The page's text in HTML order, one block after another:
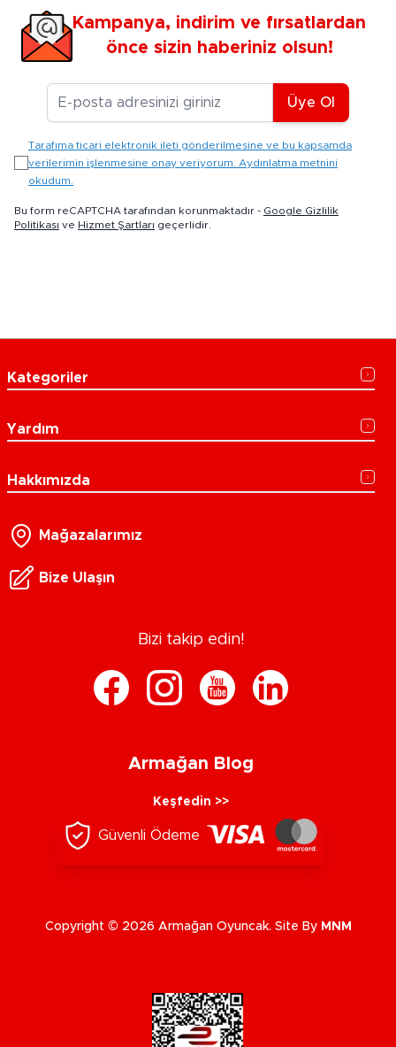
Kampanya, indirim ve fırsatlardan
önce sizin haberiniz olsun!
E-posta Adresiniz
Üye Ol
Tarafıma ticari elektronik ileti gönderilmesine ve bu kapsamda
verilerimin işlenmesine onay veriyorum. Aydınlatma metnini
okudum.
Bu form reCAPTCHA tarafından korunmaktadır - Google Gizlilik
Politikası ve Hizmet Şartları geçerlidir.
Kategoriler
Yardım
Hakkımızda
Mağazalarımız
Bize Ulaşın
Bizi takip edin!
Armağan Blog
Keşfedin >>
Güvenli Ödeme
Copyright © 2026 Armağan Oyuncak. Site By MNM